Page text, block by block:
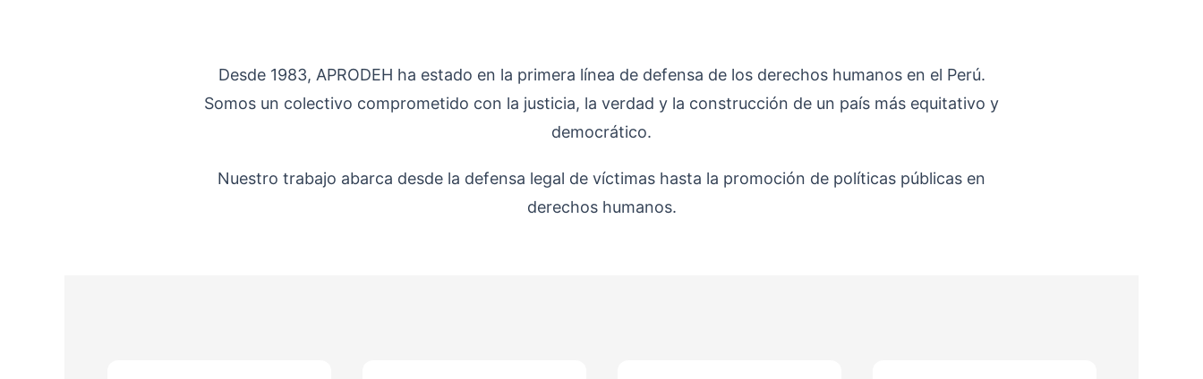
Desde 1983, APRODEH ha estado en la primera línea de defensa de los derechos humanos en el Perú.
Somos un colectivo comprometido con la justicia, la verdad y la construcción de un país más equitativo y
democrático.
Nuestro trabajo abarca desde la defensa legal de víctimas hasta la promoción de políticas públicas en
derechos humanos.